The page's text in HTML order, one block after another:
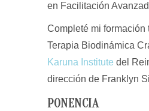
en Facilitación
Completé mi formación
Terapia Biodinámica
Karuna Institute del
dirección de Franklyn
PONENCIA